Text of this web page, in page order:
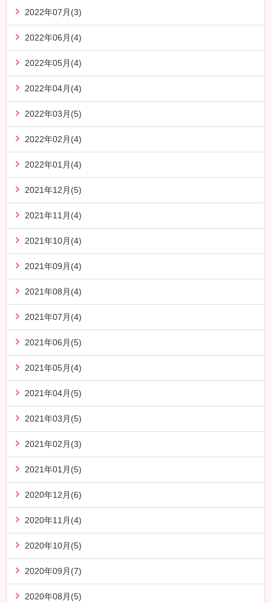
2022年07月(3)
2022年06月(4)
2022年05月(4)
2022年04月(4)
2022年03月(5)
2022年02月(4)
2022年01月(4)
2021年12月(5)
2021年11月(4)
2021年10月(4)
2021年09月(4)
2021年08月(4)
2021年07月(4)
2021年06月(5)
2021年05月(4)
2021年04月(5)
2021年03月(5)
2021年02月(3)
2021年01月(5)
2020年12月(6)
2020年11月(4)
2020年10月(5)
2020年09月(7)
2020年08月(5)